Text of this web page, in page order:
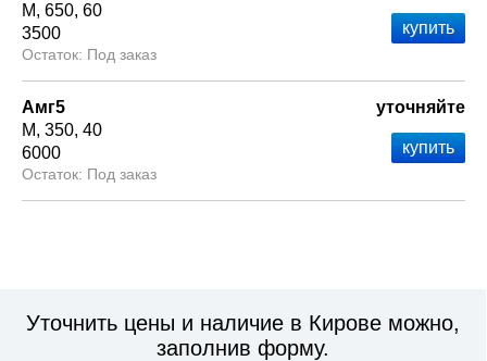
М 650 60
3500
Под заказ
Амг5
М 350 40
6000
Под заказ
уточняйте
Уточнить цены и наличие в Кирове можно,
заполнив форму.